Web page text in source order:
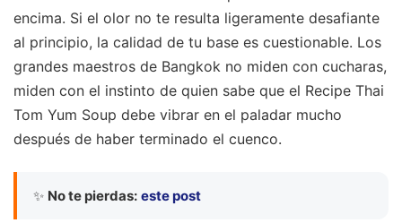
encima. Si el olor no te resulta ligeramente desafiante
al principio, la calidad de tu base es cuestionable. Los
grandes maestros de Bangkok no miden con cucharas,
miden con el instinto de quien sabe que el Recipe Thai
Tom Yum Soup debe vibrar en el paladar mucho
después de haber terminado el cuenco.
✨ No te pierdas: este post